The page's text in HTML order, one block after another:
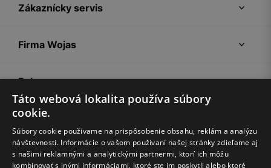
Zákaznícky servis
Firma Wojas
Pokyny
Táto webová lokalita používa súbory
cookie.
Súbory cookie používame na prispôsobenie obsahu, reklám a analýzu
návštevnosti. Informácie o vašom používaní našej stránky zdieľame aj
s našimi reklamnými a analytickými partnermi, ktorí ich môžu
kombinovať s inými informáciami, ktoré ste im poskytli alebo ktoré